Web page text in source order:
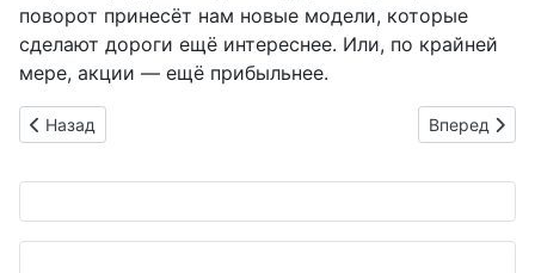
поворот принесёт нам новые модели, которые
сделают дороги ещё интереснее. Или, по крайней
мере, акции — ещё прибыльнее.
Предыдущий: MobiSavi присоединяется к эхимскому
Назад Следующий:
Вперед